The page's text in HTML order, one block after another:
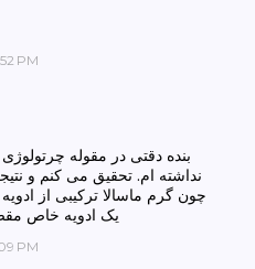
PM
بنده دقتی در مقوله
نداشته ام. تحقیق می کنم و
چون گرم ماسالا ترکیبی از
یک ادویه خاص
PM